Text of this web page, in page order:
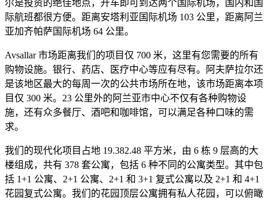
尔是投资的绝佳地点，开车即可到达两个国际机场，国内和国
际航班都很方便。距离安塔利亚国际机场 103 公里，距离阿兰
亚加齐帕萨国际机场 64 公里。
Avsallar 市场距离我们的项目仅 700 米，这里有您需要的所有
购物设施。银行、药店、医疗中心等应有尽有。阿夫萨拉尔还
是该地区最大的每周一次的公共市场所在地，该市场距离本项
目仅 300 米。23 公里外的阿兰亚市中心不仅有各种购物设
施，还有众多餐厅、酒吧和咖啡馆，可以满足各种口味的需
求。
我们的现代化项目占地 19.382.48 平方米，由 6 栋 9 层高的大
楼组成，共有 378 套公寓，包括 6 种不同的公寓类型。其中包
括 1+1 公寓、2+1 公寓、2+1 和 3+1 复式公寓以及 2+1 和 4+1
花园复式公寓。我们的花园顶层公寓拥有私人花园，可以俯瞰